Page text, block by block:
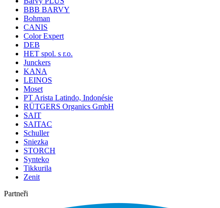
BBB BARVY
Bohman
CANIS
Color Expert
DEB
HET spol. s r.o.
Junckers
KANA
LEINOS
Moset
PT Arista Latindo, Indonésie
RÜTGERS Organics GmbH
SAIT
SAITAC
Schuller
Sniezka
STORCH
Synteko
Tikkurila
Zenit
Partneři